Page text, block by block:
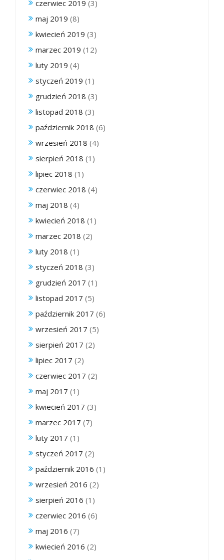
czerwiec 2019 (3)
maj 2019 (8)
kwiecień 2019 (3)
marzec 2019 (12)
luty 2019 (4)
styczeń 2019 (1)
grudzień 2018 (3)
listopad 2018 (3)
październik 2018 (6)
wrzesień 2018 (4)
sierpień 2018 (1)
lipiec 2018 (1)
czerwiec 2018 (4)
maj 2018 (4)
kwiecień 2018 (1)
marzec 2018 (2)
luty 2018 (1)
styczeń 2018 (3)
grudzień 2017 (1)
listopad 2017 (5)
październik 2017 (6)
wrzesień 2017 (5)
sierpień 2017 (2)
lipiec 2017 (2)
czerwiec 2017 (2)
maj 2017 (1)
kwiecień 2017 (3)
marzec 2017 (7)
luty 2017 (1)
styczeń 2017 (2)
październik 2016 (1)
wrzesień 2016 (2)
sierpień 2016 (1)
czerwiec 2016 (6)
maj 2016 (7)
kwiecień 2016 (2)